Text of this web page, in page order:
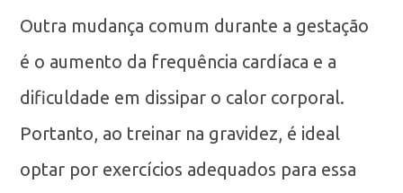
Outra mudança comum durante a gestação
é o aumento da frequência cardíaca e a
dificuldade em dissipar o calor corporal.
Portanto, ao treinar na gravidez, é ideal
optar por exercícios adequados para essa